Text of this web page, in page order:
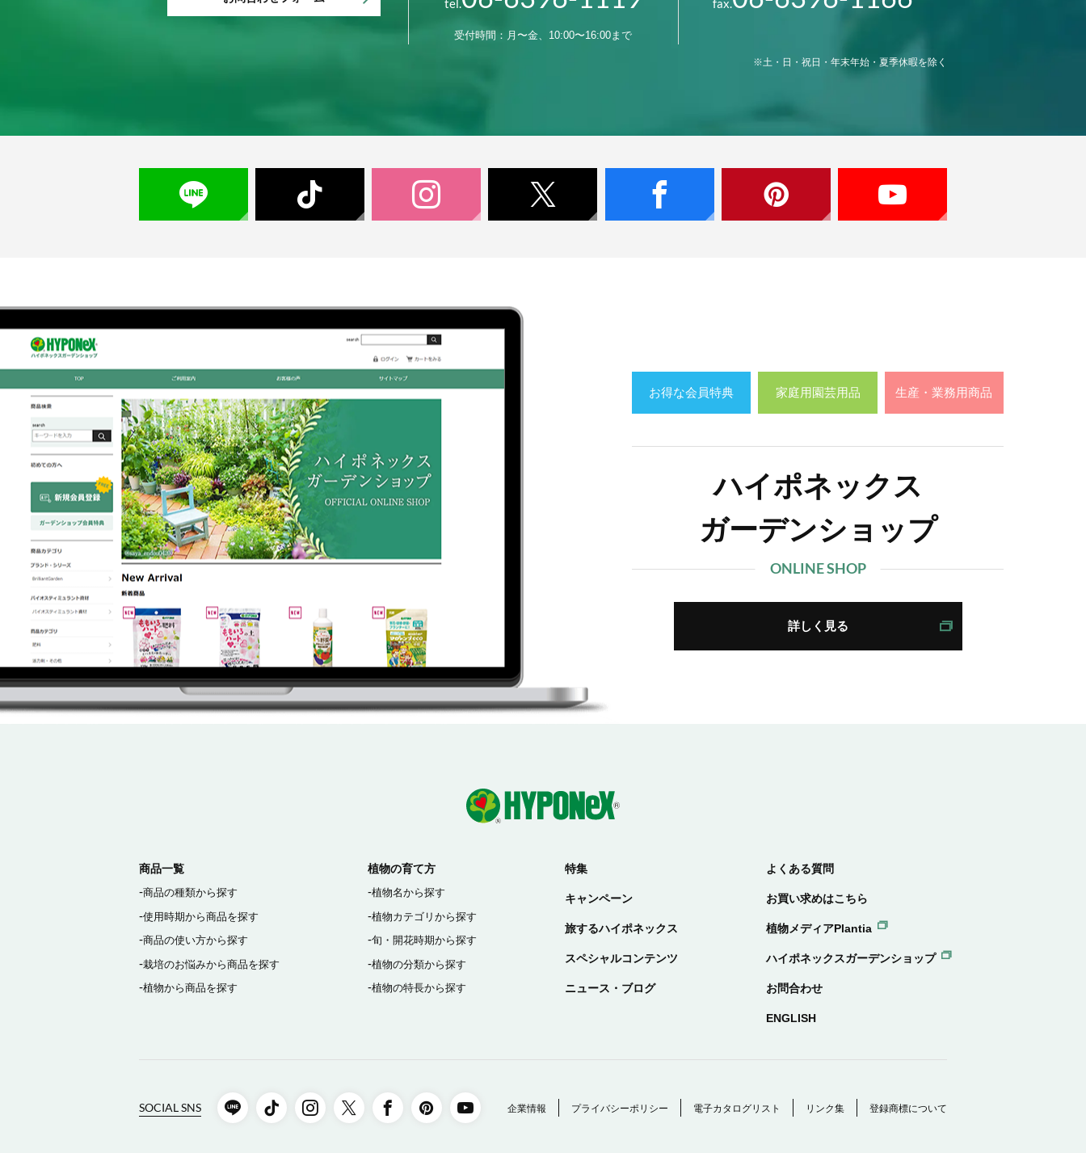
tel.
受付時間：月〜金、10:00〜16:00まで
fax.
※土・日・祝日・年末年始・夏季休暇を除く
お得な会員特典 家庭用園芸用品 生産・業務用商品
ハイポネックス
ガーデンショップ
ONLINE SHOP
詳しく見る
商品一覧
商品の種類から探す
使用時期から商品を探す
商品の使い方から探す
栽培のお悩みから商品を探す
植物から商品を探す
植物の育て方
植物名から探す
植物カテゴリから探す
旬・開花時期から探す
植物の分類から探す
植物の特長から探す
特集
キャンペーン
旅するハイポネックス
スペシャルコンテンツ
ニュース・ブログ
よくある質問
お買い求めはこちら
植物メディアPlantia
ハイポネックスガーデンショップ
お問合わせ
ENGLISH
企業情報 プライバシーポリシー 電子カタログリスト リンク集 登録商標について
SOCIAL SNS